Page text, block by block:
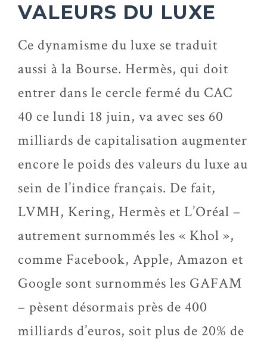
VALEURS DU LUXE
Ce dynamisme du luxe se traduit
aussi à la Bourse. Hermès, qui doit
entrer dans le cercle fermé du CAC
40 ce lundi 18 juin, va avec ses 60
milliards de capitalisation augmenter
encore le poids des valeurs du luxe au
sein de l’indice français. De fait,
LVMH, Kering, Hermès et L’Oréal –
autrement surnommés les « Khol »,
comme Facebook, Apple, Amazon et
Google sont surnommés les GAFAM
– pèsent désormais près de 400
milliards d’euros, soit plus de 20% de